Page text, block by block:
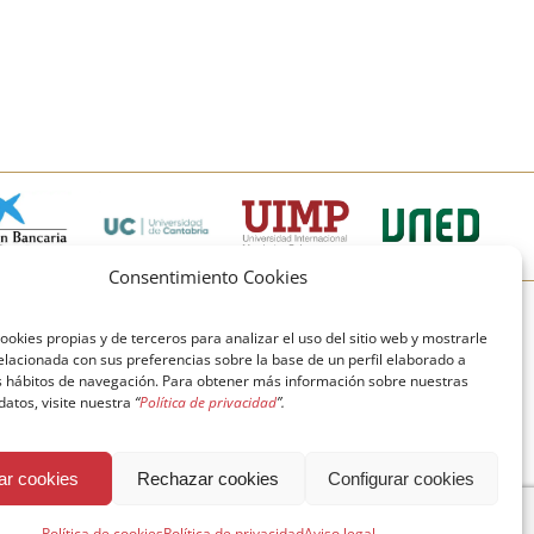
Consentimiento Cookies
propias y de terceros para analizar el uso del sitio web y mostrarle
con sus preferencias sobre la base de un perfil elaborado a
hábitos de navegación. Para obtener más información sobre nuestras
visite nuestra “Política de privacidad”.
cookies Rechazar cookies Configurar cookies
© Copyright Fundación Comillas
Política de cookies
Política de privacidad
Aviso legal